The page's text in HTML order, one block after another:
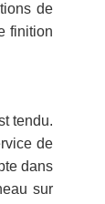
de
finition
tendu.
de
dans
sur